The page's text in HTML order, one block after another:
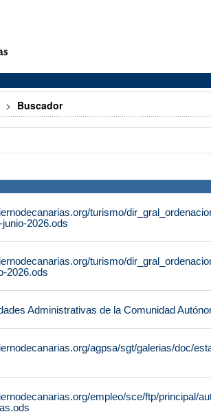
> Buscador
turismo/
2026.ods
turismo/
2026.ods
Administrativas de la Comunidad
agpsa/sgt/galerias/doc/
empleo/sce/ftp/principal/